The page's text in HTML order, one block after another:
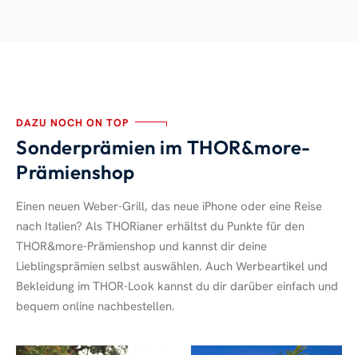
DAZU NOCH ON TOP
Sonderprämien im THOR&more-
Prämienshop
Einen neuen Weber-Grill, das neue iPhone oder eine Reise
nach Italien? Als THORianer erhältst du Punkte für den
THOR&more-Prämienshop und kannst dir deine
Lieblingsprämien selbst auswählen. Auch Werbeartikel und
Bekleidung im THOR-Look kannst du dir darüber einfach und
bequem online nachbestellen.